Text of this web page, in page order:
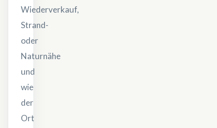
Wiederverkauf,
Strand-
oder
Naturnähe
und
wie
der
Ort